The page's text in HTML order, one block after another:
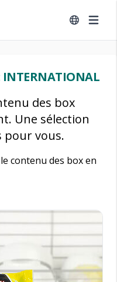
INTERNATIONAL
des box
Une sélection
pour vous.
contenu des box en